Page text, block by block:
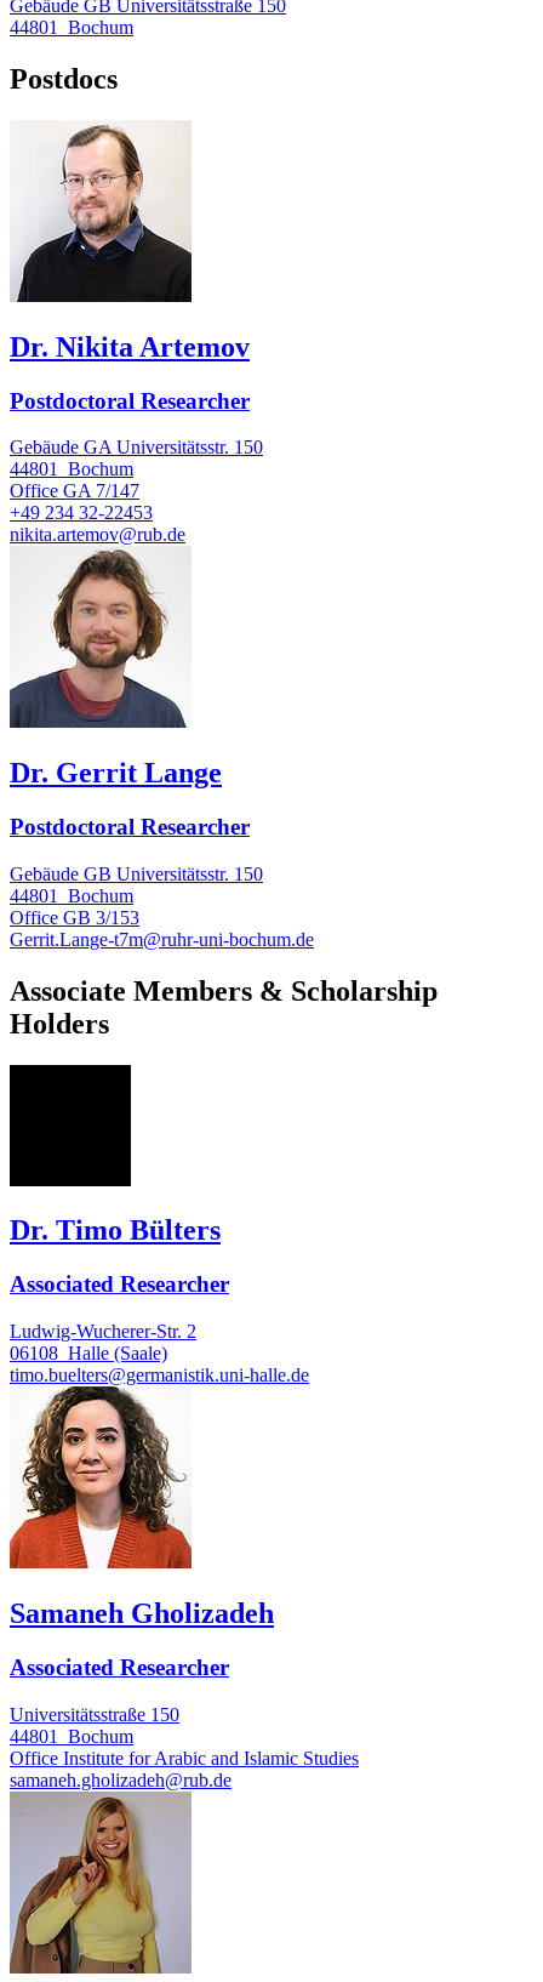
Gebäude GB Universitätsstraße 150
44801
Bochum
Postdocs
Dr. Nikita Artemov
Postdoctoral Researcher
Gebäude GA Universitätsstr. 150
44801
Bochum
Office GA 7/147
+49 234 32-22453
nikita.artemov@rub.de
Dr. Gerrit Lange
Postdoctoral Researcher
Gebäude GB Universitätsstr. 150
44801
Bochum
Office GB 3/153
Gerrit.Lange-t7m@ruhr-uni-bochum.de
Associate Members & Scholarship
Holders
Dr. Timo Bülters
Associated Researcher
Ludwig-Wucherer-Str. 2
06108 Halle (Saale)
timo.buelters@germanistik.uni-halle.de
Samaneh Gholizadeh
Associated Researcher
Universitätsstraße 150
44801
Bochum
Office Institute for Arabic and Islamic Studies
samaneh.gholizadeh@rub.de